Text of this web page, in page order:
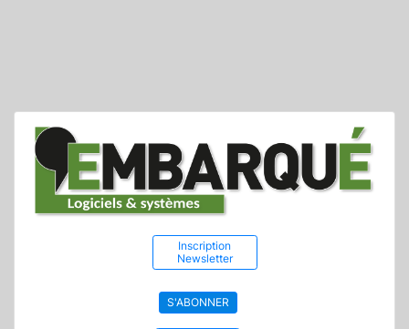
Inscription
Newsletter
S'ABONNER